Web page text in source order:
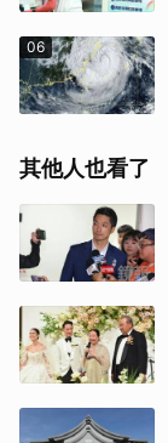
06
其他人也看了